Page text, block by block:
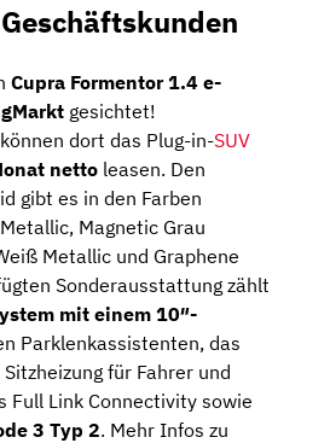
Cupra Formentor 1.4 e-
gesichtet!
können dort das Plug-in-SUV
netto leasen. Den
gibt es in den Farben
Magnetic Grau
Metallic und Graphene
Sonderausstattung zählt
mit einem 10″-
Parklenkassistenten, das
für Fahrer und
Full Link Connectivity sowie
3 Typ 2. Mehr Infos zu